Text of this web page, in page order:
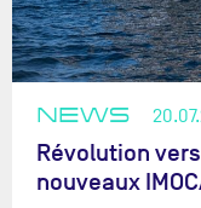
NEWS
Révolution
nouveaux